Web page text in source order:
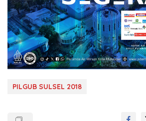
PILGUB SULSEL 2018